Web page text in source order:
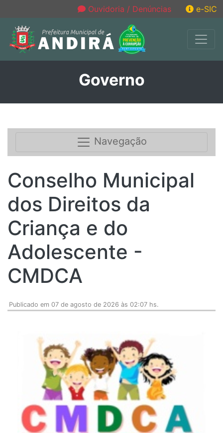
Ouvidoria / Denúncias e-SIC
Governo
Navegação
Conselho Municipal
dos Direitos da
Criança e do
Adolescente -
CMDCA
Publicado em 07 de agosto de 2026 às 02:07 hs.